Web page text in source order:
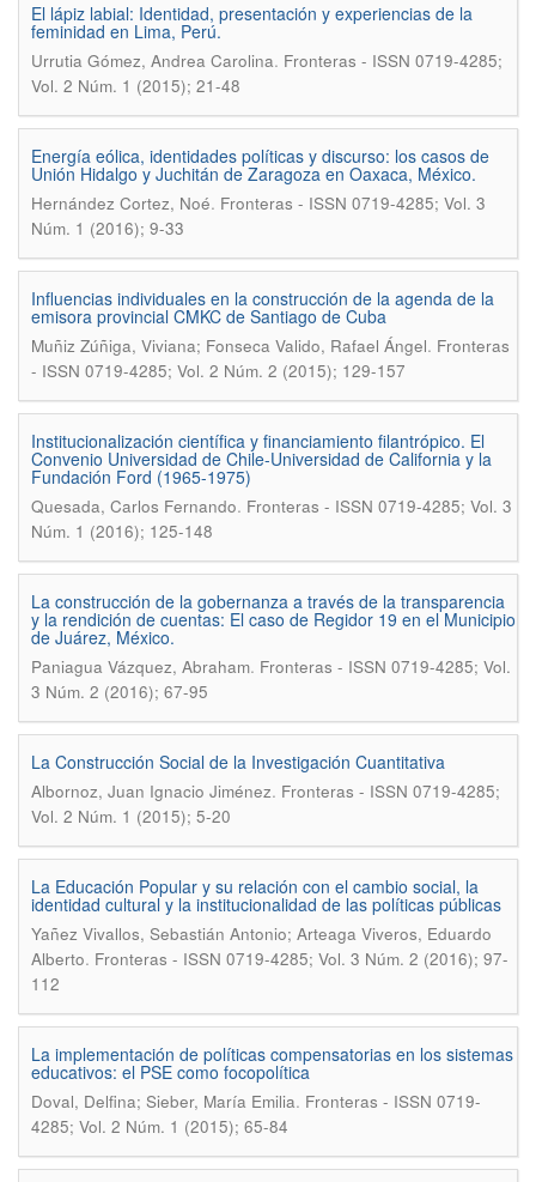
El lápiz labial: Identidad, presentación y experiencias de la
feminidad en Lima, Perú.
Urrutia Gómez, Andrea Carolina. Fronteras - ISSN 0719-4285;
Vol. 2 Núm. 1 (2015); 21-48
Energía eólica, identidades políticas y discurso: los casos de
Unión Hidalgo y Juchitán de Zaragoza en Oaxaca, México.
Hernández Cortez, Noé. Fronteras - ISSN 0719-4285; Vol. 3
Núm. 1 (2016); 9-33
Influencias individuales en la construcción de la agenda de la
emisora provincial CMKC de Santiago de Cuba
Muñiz Zúñiga, Viviana; Fonseca Valido, Rafael Ángel. Fronteras
- ISSN 0719-4285; Vol. 2 Núm. 2 (2015); 129-157
Institucionalización científica y financiamiento filantrópico. El
Convenio Universidad de Chile-Universidad de California y la
Fundación Ford (1965-1975)
Quesada, Carlos Fernando. Fronteras - ISSN 0719-4285; Vol. 3
Núm. 1 (2016); 125-148
La construcción de la gobernanza a través de la transparencia
y la rendición de cuentas: El caso de Regidor 19 en el Municipio
de Juárez, México.
Paniagua Vázquez, Abraham. Fronteras - ISSN 0719-4285; Vol.
3 Núm. 2 (2016); 67-95
La Construcción Social de la Investigación Cuantitativa
Albornoz, Juan Ignacio Jiménez. Fronteras - ISSN 0719-4285;
Vol. 2 Núm. 1 (2015); 5-20
La Educación Popular y su relación con el cambio social, la
identidad cultural y la institucionalidad de las políticas públicas
Yañez Vivallos, Sebastián Antonio; Arteaga Viveros, Eduardo
Alberto. Fronteras - ISSN 0719-4285; Vol. 3 Núm. 2 (2016); 97-
112
La implementación de políticas compensatorias en los sistemas
educativos: el PSE como focopolítica
Doval, Delfina; Sieber, María Emilia. Fronteras - ISSN 0719-
4285; Vol. 2 Núm. 1 (2015); 65-84